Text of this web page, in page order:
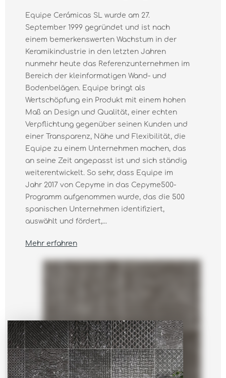
Equipe Cerámicas SL wurde am 27.
September 1999 gegründet und ist nach
einem bemerkenswerten Wachstum in der
Keramikindustrie in den letzten Jahren
nunmehr heute das Referenzunternehmen im
Bereich der kleinformatigen Wand- und
Bodenbelägen. Equipe bringt als
Wertschöpfung ein Produkt mit einem hohen
Maß an Design und Qualität, einer echten
Verpflichtung gegenüber seinen Kunden und
einer Transparenz, Nähe und Flexibilität, die
Equipe zu einem Unternehmen machen, das
an seine Zeit angepasst ist und sich ständig
weiterentwickelt. So sehr, dass Equipe im
Jahr 2017 von Cepyme in das Cepyme500-
Programm aufgenommen wurde, das die 500
spanischen Unternehmen identifiziert,
auswählt und fördert,...
Mehr erfahren